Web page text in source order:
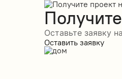
Оставьте заявку
Оставить заявку